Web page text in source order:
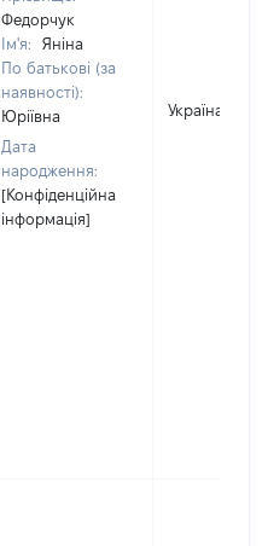
Федорчук
Ім'я:
Яніна
По батькові (за
наявності):
Юріївна
Дата
народження:
[Конфіденційна
інформація]
Україна